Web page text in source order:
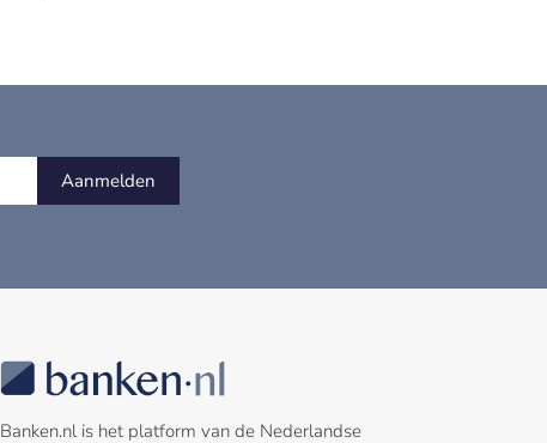
Aanmelden
Banken.nl is het platform van de Nederlandse